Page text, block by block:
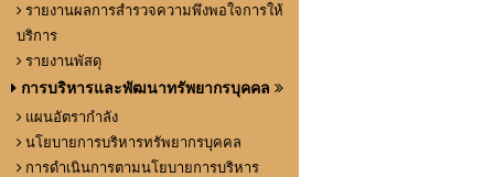
รายงานผลการสำรวจความพึงพอใจการให้
บริการ
รายงานพัสดุ
การบริหารและพัฒนาทรัพยากรบุคคล
แผนอัตรากำลัง
นโยบายการบริหารทรัพยากรบุคคล
การดำเนินการตามนโยบายการบริหาร